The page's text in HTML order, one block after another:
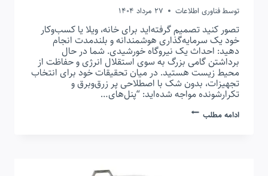
توسط فناوری اطلاعات 27 مرداد 1404
تصور کنید تصمیم گرفته‌اید برای خانه، ویلا یا کسب‌وکار
خود یک سرمایه‌گذاری هوشمندانه و بلندمدت انجام
دهید: احداث یک نیروگاه خورشیدی. شما در حال
برداشتن گامی بزرگ به سوی استقلال انرژی و حفاظت از
محیط زیست هستید. در میان تحقیقات خود برای انتخاب
تجهیزات، بدون شک با اصطلاحی پر زرق‌وبرق و
تکرارشونده مواجه شده‌اید: “پنل‌های…
ادامه مطلبلیست